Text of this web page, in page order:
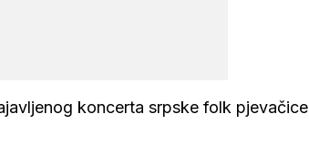
koncerta srpske folk pjevačice